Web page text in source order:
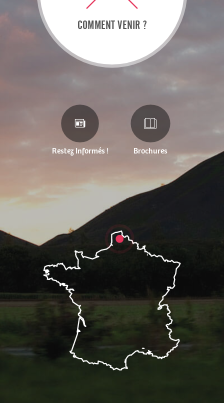
COMMENT VENIR ?
Restez Informés ! Brochures